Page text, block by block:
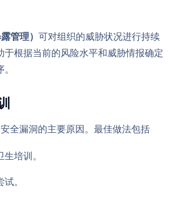
管理） 可对组织的威胁状况进行持续
于根据当前的风险水平和威胁情报确定
安全漏洞的主要原因。最佳做法包括
培训。
。